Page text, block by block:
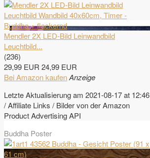
Mendler 2X LED-Bild Leinwandbild
Leuchtbild...
(236)
29,99 EUR 24,99 EUR
Bei Amazon kaufenAnzeige
Letzte Aktualisierung am 2021-08-17 at 12:46
/ Affiliate Links / Bilder von der Amazon
Product Advertising API
Buddha Poster